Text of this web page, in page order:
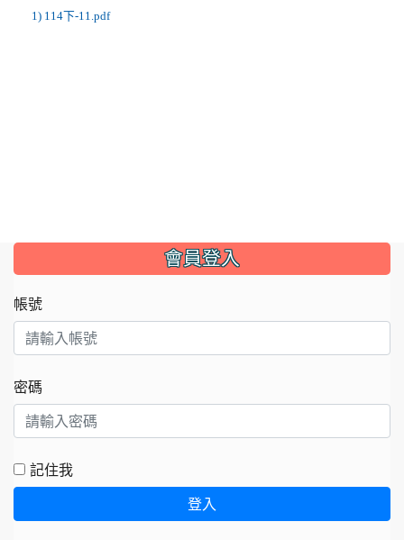
1) 114下-11.pdf
::: 會員登入
帳號
密碼
記住我
登入